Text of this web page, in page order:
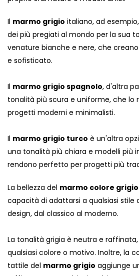
Il marmo grigio italiano, ad
dei più pregiati al mondo per la sua
venature bianche e nere, che
e sofisticato.
Il marmo grigio spagnolo, d'altra
tonalità più scura e uniforme, che lo
progetti moderni e minimalisti.
Il marmo grigio turco è un'altra
una tonalità più chiara e modelli più
rendono perfetto per progetti più
La bellezza del marmo colore grigio
capacità di adattarsi a qualsiasi stile
design, dal classico al moderno.
La tonalità grigia è neutra e
qualsiasi colore o motivo. Inoltre, la
tattile del marmo grigio aggiunge